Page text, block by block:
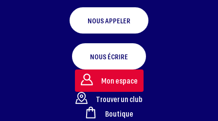
FOOTER
NOUS APPELER
NOUS ÉCRIRE
Mon espace
Trouver un club
Boutique